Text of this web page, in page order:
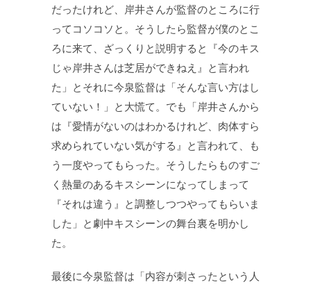
だったけれど、岸井さんが監督のところに行
ってコソコソと。そうしたら監督が僕のとこ
ろに来て、ざっくりと説明すると『今のキス
じゃ岸井さんは芝居ができねえ』と言われ
た」とそれに今泉監督は「そんな言い方はし
ていない！」と大慌て。でも「岸井さんから
は『愛情がないのはわかるけれど、肉体すら
求められていない気がする』と言われて、も
う一度やってもらった。そうしたらものすご
く熱量のあるキスシーンになってしまって
『それは違う』と調整しつつやってもらいま
した」と劇中キスシーンの舞台裏を明かし
た。
最後に今泉監督は「内容が刺さったという人